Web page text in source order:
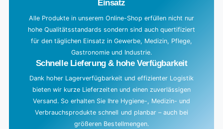
Einsatz
Alle Produkte in unserem Online-Shop erfüllen nicht nur
hohe Qualitätsstandards sondern sind auch quertifiziert
für den täglichen Einsatz in Gewerbe, Medizin, Pflege,
Gastronomie und Industrie.
Schnelle Lieferung & hohe Verfügbarkeit
Dank hoher Lagerverfügbarkeit und effizienter Logistik
bieten wir kurze Lieferzeiten und einen zuverlässigen
Versand. So erhalten Sie Ihre Hygiene-, Medizin- und
Verbrauchsprodukte schnell und planbar – auch bei
größeren Bestellmengen.